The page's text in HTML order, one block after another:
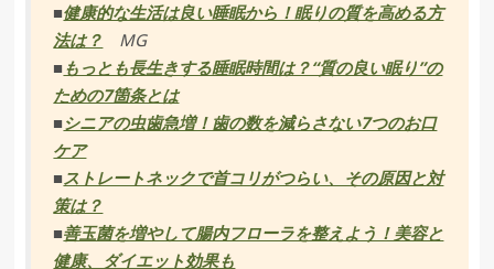
■健康的な生活は良い睡眠から！眠りの質を高める方
法は？ MG
■もっとも長生きする睡眠時間は？“質の良い眠り”の
ための7箇条とは
■シニアの虫歯急増！歯の数を減らさない7つのお口
ケア
■ストレートネックで首コリがつらい、その原因と対
策は？
■善玉菌を増やして腸内フローラを整えよう！美容と
健康、ダイエット効果も